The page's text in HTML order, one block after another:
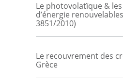
Le photovolatïque &
d’énergie
3851/2010)
Le recouvrement des
Grèce